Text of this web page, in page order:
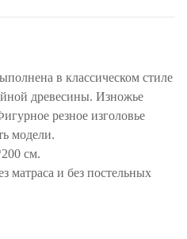
в классическом стиле
древесины. Изножье
резное изголовье
модели.
см.
матраса и без постельных
могут отличаться из-за